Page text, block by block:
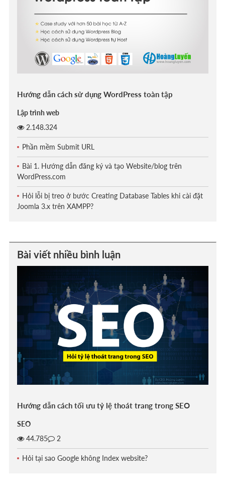
Hướng dẫn cách sử dụng WordPress toàn tập
Lập trình web
2.148.324
Phần mềm Submit URL
Bài 1. Hướng dẫn đăng ký và tạo Website/blog trên
WordPress.com
Hỏi lỗi bị treo ở bước Creating Database Tables khi cài đặt
Joomla 3.x trên XAMPP?
Bài viết nhiều bình luận
Hướng dẫn cách tối ưu tỷ lệ thoát trang trong SEO
SEO
44.785
2
Hỏi tại sao Google không Index website?